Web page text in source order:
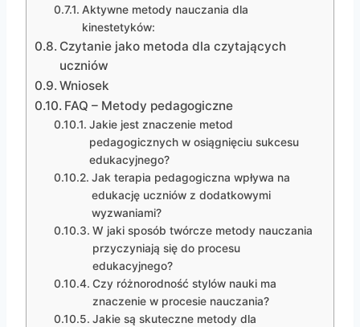
Aktywne metody nauczania dla
kinestetyków:
Czytanie jako metoda dla czytających
uczniów
Wniosek
FAQ – Metody pedagogiczne
Jakie jest znaczenie metod
pedagogicznych w osiągnięciu sukcesu
edukacyjnego?
Jak terapia pedagogiczna wpływa na
edukację uczniów z dodatkowymi
wyzwaniami?
W jaki sposób twórcze metody nauczania
przyczyniają się do procesu
edukacyjnego?
Czy różnorodność stylów nauki ma
znaczenie w procesie nauczania?
Jakie są skuteczne metody dla